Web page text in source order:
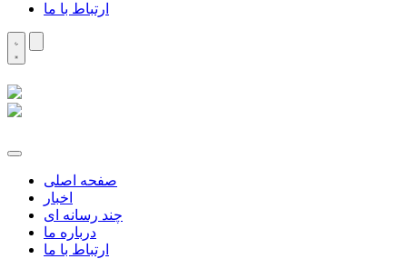
ارتباط با ما
صفحه اصلی
اخبار
چند رسانه ای
درباره ما
ارتباط با ما